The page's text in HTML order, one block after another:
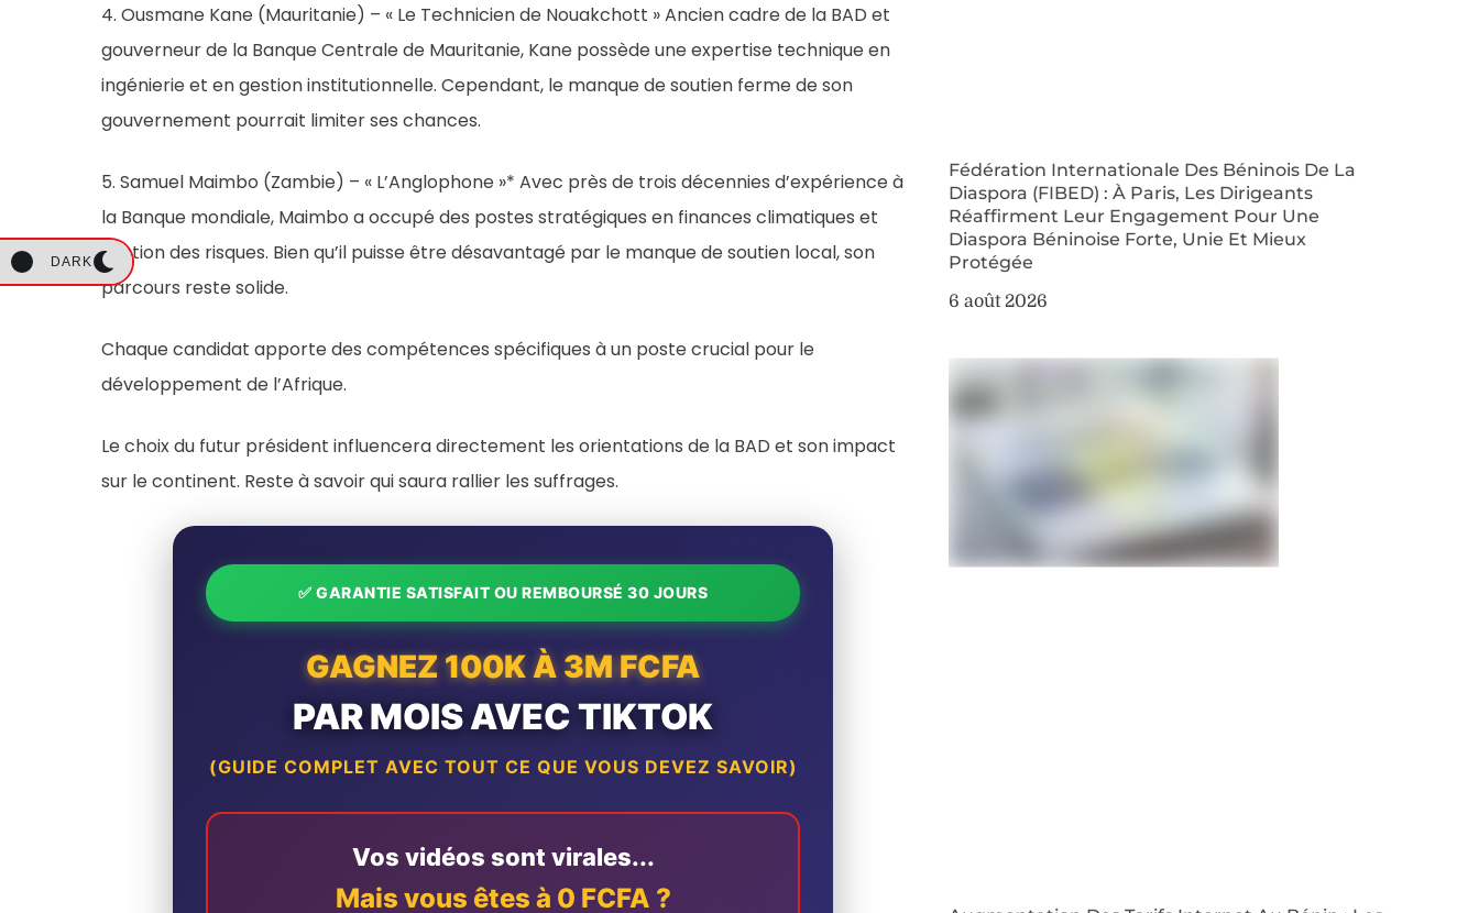
DARK
4. Ousmane Kane (Mauritanie) – « Le Technicien de Nouakchott » Ancien cadre de la BAD et
gouverneur de la Banque Centrale de Mauritanie, Kane possède une expertise technique en
ingénierie et en gestion institutionnelle. Cependant, le manque de soutien ferme de son
gouvernement pourrait limiter ses chances.
5. Samuel Maimbo (Zambie) – « L’Anglophone »* Avec près de trois décennies d’expérience à
la Banque mondiale, Maimbo a occupé des postes stratégiques en finances climatiques et
gestion des risques. Bien qu’il puisse être désavantagé par le manque de soutien local, son
parcours reste solide.
Chaque candidat apporte des compétences spécifiques à un poste crucial pour le
développement de l’Afrique.
Le choix du futur président influencera directement les orientations de la BAD et son impact
sur le continent. Reste à savoir qui saura rallier les suffrages.
✅ GARANTIE SATISFAIT OU REMBOURSÉ 30 JOURS
GAGNEZ 100K À 3M FCFA
PAR MOIS AVEC TIKTOK
(GUIDE COMPLET AVEC TOUT CE QUE VOUS DEVEZ SAVOIR)
Vos vidéos sont virales...
Mais vous êtes à 0 FCFA ?
Fédération Internationale Des Béninois De La
Diaspora (FIBED) : À Paris, Les Dirigeants
Réaffirment Leur Engagement Pour Une
Diaspora Béninoise Forte, Unie Et Mieux
Protégée
6 août 2026